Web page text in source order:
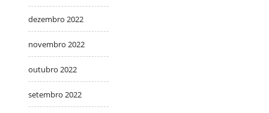
dezembro 2022
novembro 2022
outubro 2022
setembro 2022